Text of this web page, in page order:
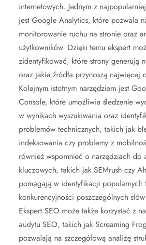
internetowych. Jednym z
jest Google Analytics, które pozwala
monitorowanie ruchu na stronie oraz
użytkowników. Dzięki temu ekspert
zidentyfikować, które strony generują
oraz jakie źródła przynoszą najwięcej
Kolejnym istotnym narzędziem jest
Console, które umożliwia śledzenie
w wynikach wyszukiwania oraz
problemów technicznych, takich jak
indeksowania czy problemy z
również wspomnieć o narzędziach do
kluczowych, takich jak SEMrush czy
pomagają w identyfikacji popularnych
konkurencyjności poszczególnych
Ekspert SEO może także korzystać z
audytu SEO, takich jak Screaming
pozwalają na szczegółową analizę